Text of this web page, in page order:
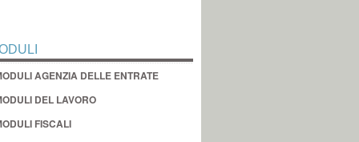
AGENZIA DELLE ENTRATE
DEL LAVORO
FISCALI